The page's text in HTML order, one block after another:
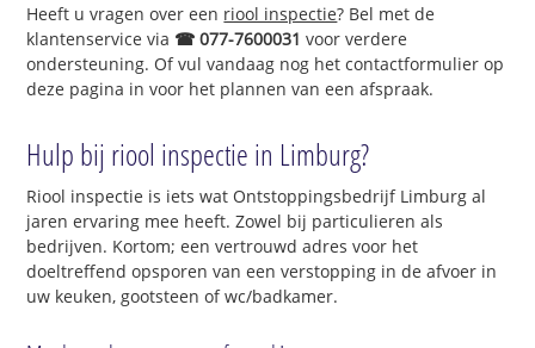
Heeft u vragen over een riool inspectie? Bel met de
klantenservice via ☎ 077-7600031 voor verdere
ondersteuning. Of vul vandaag nog het contactformulier op
deze pagina in voor het plannen van een afspraak.
Hulp bij riool inspectie in Limburg?
Riool inspectie is iets wat Ontstoppingsbedrijf Limburg al
jaren ervaring mee heeft. Zowel bij particulieren als
bedrijven. Kortom; een vertrouwd adres voor het
doeltreffend opsporen van een verstopping in de afvoer in
uw keuken, gootsteen of wc/badkamer.